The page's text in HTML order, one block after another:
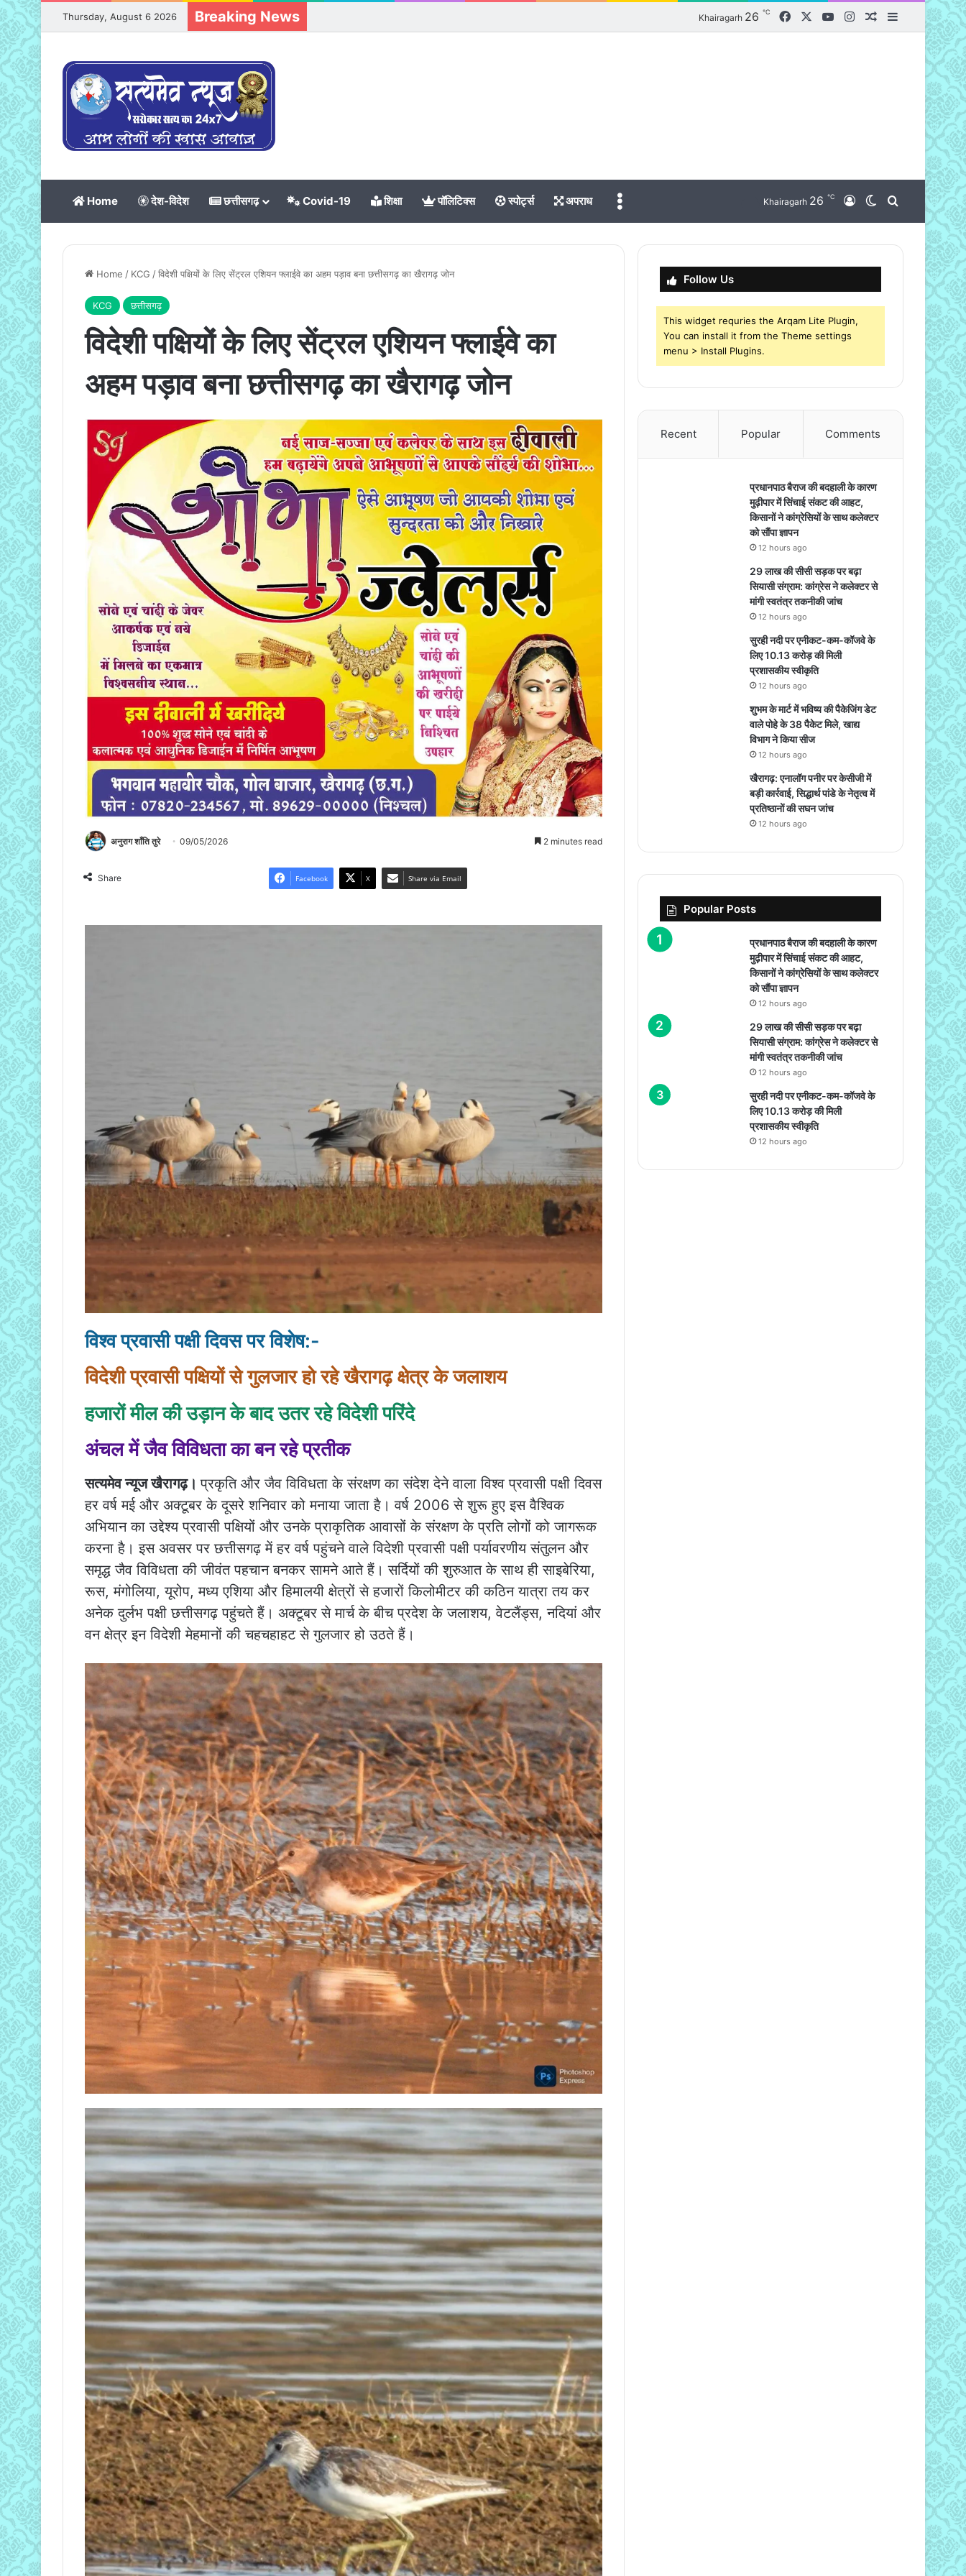
Thursday, August 6 2026 Breaking News Khairagarh 26 ℃ FacebookYouTubeInstagramRandom Article
Sidebar
Home देश-विदेश छत्तीसगढ़ Covid-19 शिक्षा पॉलिटिक्स स्पोर्ट्स अपराध Khairagarh 26 ℃ Log InSwitch skin
Search for
Home / KCG /विदेशी पक्षियों के लिए सेंट्रल एशियन फ्लाईवे का अहम पड़ाव बना छत्तीसगढ़ का खैरागढ़ जोन
KCG छत्तीसगढ़
विदेशी पक्षियों के लिए सेंट्रल एशियन फ्लाईवे का
अहम पड़ाव बना छत्तीसगढ़ का खैरागढ़ जोन
अनुराग शाँति तुरे 09/05/2026 2 minutes read
Share Facebook X Share via Email
विश्व प्रवासी पक्षी दिवस पर विशेष:-
विदेशी प्रवासी पक्षियों से गुलजार हो रहे खैरागढ़ क्षेत्र के जलाशय
हजारों मील की उड़ान के बाद उतर रहे विदेशी परिंदे
अंचल में जैव विविधता का बन रहे प्रतीक
सत्यमेव न्यूज खैरागढ़।प्रकृति और जैव विविधता के संरक्षण का संदेश देने वाला विश्व प्रवासी पक्षी दिवस
हर वर्ष मई और अक्टूबर के दूसरे शनिवार को मनाया जाता है। वर्ष 2006 से शुरू हुए इस वैश्विक
अभियान का उद्देश्य प्रवासी पक्षियों और उनके प्राकृतिक आवासों के संरक्षण के प्रति लोगों को जागरूक
करना है। इस अवसर पर छत्तीसगढ़ में हर वर्ष पहुंचने वाले विदेशी प्रवासी पक्षी पर्यावरणीय संतुलन और
समृद्ध जैव विविधता की जीवंत पहचान बनकर सामने आते हैं। सर्दियों की शुरुआत के साथ ही साइबेरिया,
रूस, मंगोलिया, यूरोप, मध्य एशिया और हिमालयी क्षेत्रों से हजारों किलोमीटर की कठिन यात्रा तय कर
अनेक दुर्लभ पक्षी छत्तीसगढ़ पहुंचते हैं। अक्टूबर से मार्च के बीच प्रदेश के जलाशय, वेटलैंड्स, नदियां और
वन क्षेत्र इन विदेशी मेहमानों की चहचहाहट से गुलजार हो उठते हैं।
Follow Us
This widget requries the Arqam Lite Plugin,
You can install it from the Theme settings
menu > Install Plugins.
Recent Popular Comments
प्रधानपाठ बैराज की बदहाली के कारण
मुढ़ीपार में सिंचाई संकट की आहट,
किसानों ने कांग्रेसियों के साथ कलेक्टर
को सौंपा ज्ञापन
12 hours ago
29 लाख की सीसी सड़क पर बढ़ा
सियासी संग्राम: कांग्रेस ने कलेक्टर से
मांगी स्वतंत्र तकनीकी जांच
12 hours ago
सुरही नदी पर एनीकट-कम-कॉजवे के
लिए 10.13 करोड़ की मिली
प्रशासकीय स्वीकृति
12 hours ago
शुभम के मार्ट में भविष्य की पैकेजिंग डेट
वाले पोहे के 38 पैकेट मिले, खाद्य
विभाग ने किया सीज
12 hours ago
खैरागढ़: एनालॉग पनीर पर केसीजी में
बड़ी कार्रवाई, सिद्धार्थ पांडे के नेतृत्व में
प्रतिष्ठानों की सघन जांच
12 hours ago
Popular Posts
प्रधानपाठ बैराज की बदहाली के कारण
मुढ़ीपार में सिंचाई संकट की आहट,
किसानों ने कांग्रेसियों के साथ कलेक्टर
को सौंपा ज्ञापन
12 hours ago
29 लाख की सीसी सड़क पर बढ़ा
सियासी संग्राम: कांग्रेस ने कलेक्टर से
मांगी स्वतंत्र तकनीकी जांच
12 hours ago
सुरही नदी पर एनीकट-कम-कॉजवे के
लिए 10.13 करोड़ की मिली
प्रशासकीय स्वीकृति
12 hours ago